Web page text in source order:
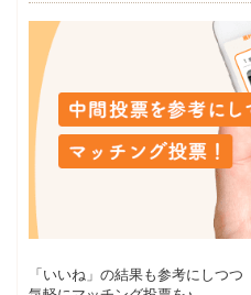
「いいね」の結果も参考にしつつ